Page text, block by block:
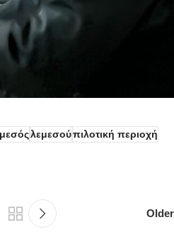
λεμεσούπιλοτική περιοχή
Older